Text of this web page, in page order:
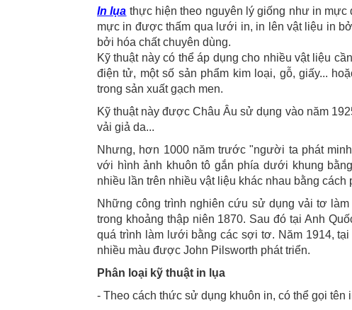
In lụa thực hiện theo nguyên lý giống như in mực
mực in được thấm qua lưới in, in lên vật liệu in
bởi hóa chất chuyên dùng.
Kỹ thuật này có thể áp dụng cho nhiều vật liệu
điện tử, một số sản phẩm kim loại, gỗ, giấy...
trong sản xuất gạch men.
Kỹ thuật này được Châu Âu sử dụng vào năm
vải giả da...
Nhưng, hơn 1000 năm trước "người ta phát
với hình ảnh khuôn tô gắn phía dưới khung
nhiều lần trên nhiều vật liệu khác nhau bằng
Những công trình nghiên cứu sử dụng vải tơ
trong khoảng thập niên 1870. Sau đó tại Anh
quá trình làm lưới bằng các sợi tơ. Năm 1914,
nhiều màu được John Pilsworth phát triển.
Phân loại kỹ thuật in lụa
- Theo cách thức sử dụng khuôn in, có thể gọi tên